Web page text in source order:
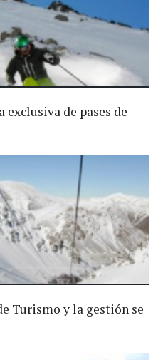
de pases de
Turismo y la gestión se